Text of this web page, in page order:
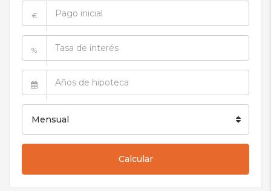
€
%
Mensual
Calcular